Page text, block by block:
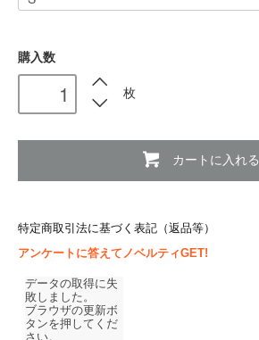
購入数
枚
カートに入れる
特定商取引法に基づく表記（返品等）
アンケートに答えてノベルティGET!